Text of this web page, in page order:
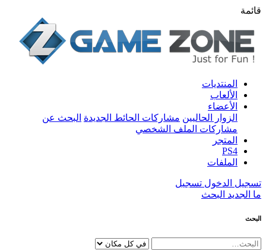
قائمة
المنتديات
الألعاب
الأعضاء
الزوار الحاليين مشاركات الحائط الجديدة البحث عن
مشاركات الملف الشخصي
المتجر
PS4
الملفات
تسجيل الدخول تسجيل
ما الجديد البحث
البحث